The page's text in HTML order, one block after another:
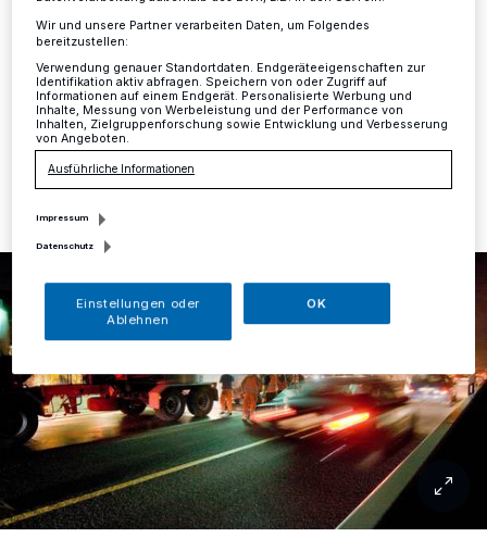
In der Nacht von Mittwoch auf Donnerstag, 6./7.
November, zwischen 22 Uhr und 5 Uhr, gibt es
Sperrungen der A46.
05.11.2019 , 14:47 Uhr Eine Minute Lesezeit
Wir und unsere Partner verarbeiten Daten, um Folgendes
bereitzustellen:
Verwendung genauer Standortdaten. Endgeräteeigenschaften zur
Identifikation aktiv abfragen. Speichern von oder Zugriff auf
Informationen auf einem Endgerät. Personalisierte Werbung und
Inhalte, Messung von Werbeleistung und der Performance von
Inhalten, Zielgruppenforschung sowie Entwicklung und Verbesserung
von Angeboten.
Ausführliche Informationen
Impressum
Datenschutz
Einstellungen oder
Ablehnen
OK